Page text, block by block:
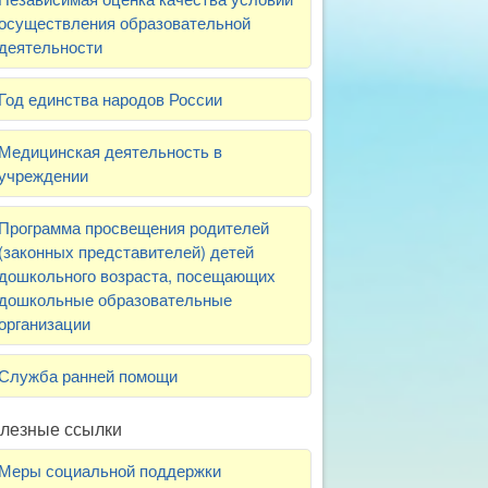
образовательной
единства народов России
деятельность в
просвещения родителей
представителей) детей
возраста, посещающих
образовательные
ранней помощи
ссылки
социальной поддержки